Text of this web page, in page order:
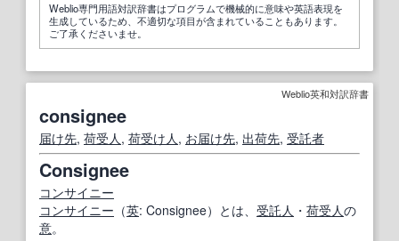
Weblio専門用語対訳辞書はプログラムで機械的に意味や英語表現を
生成しているため、不適切な項目が含まれていることもあります。
ご了承くださいませ。
Weblio英和対訳辞書
consignee
届け先, 荷受人, 荷受け人, お届け先, 出荷先, 受託者
Consignee
コンサイニー
コンサイニー （英: Consignee）とは、 受託人 ・ 荷受人の
意。